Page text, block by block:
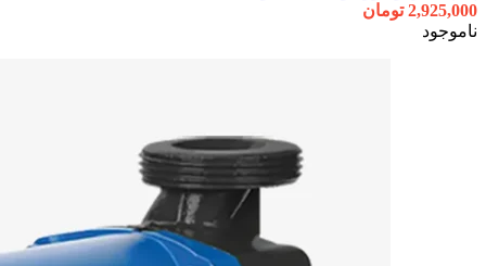
2,925,000 تومان
ناموجود